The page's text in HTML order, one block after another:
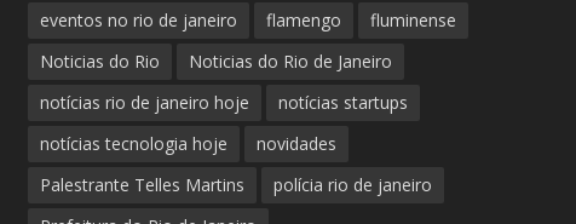
eventos no rio de janeiro
flamengo
fluminense
Noticias do Rio
Noticias do Rio de Janeiro
notícias rio de janeiro hoje
notícias startups
notícias tecnologia hoje
novidades
Palestrante Telles Martins
polícia rio de janeiro